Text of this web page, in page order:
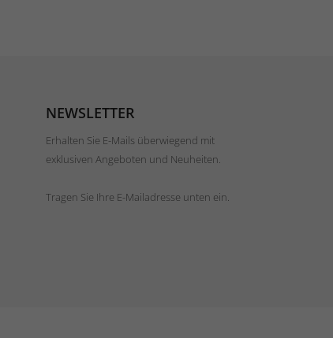
NEWSLETTER
Erhalten Sie E-Mails überwiegend mit
exklusiven Angeboten und Neuheiten.
Tragen Sie Ihre E-Mailadresse unten ein.